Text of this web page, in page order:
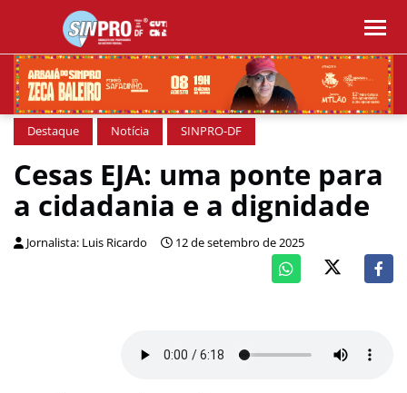
Destaque Notícia SINPRO-DF
Cesas EJA: uma ponte para
a cidadania e a dignidade
Jornalista: Luis Ricardo 12 de setembro de 2025